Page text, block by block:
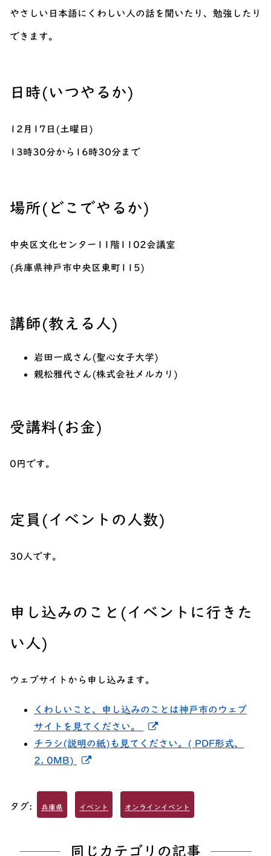
やさしい日本語にくわしい人の話を聞いたり、勉強したり
できます。
日時(いつやるか)
12月17日(土曜日)
13時30分から16時30分まで
場所(どこでやるか)
中央区文化センター11階1102会議室
(兵庫県神戸市中央区東町115)
講師(教える人)
岩田一成さん(聖心女子大学)
親松雅代さん(株式会社メルカリ)
受講料(お金)
0円です。
定員(イベントの人数)
30人です。
申し込みのこと(イベントに行きた
い人)
ウェブサイトから申し込みます。
くわしいこと、申し込みのことは神戸市のウェブ
サイトを見てください。
チラシ(説明の紙)も見てください。( PDF形式、
2. 0MB)
タグ: 兵庫県 イベント オンラインイベント
同じカテゴリの記事